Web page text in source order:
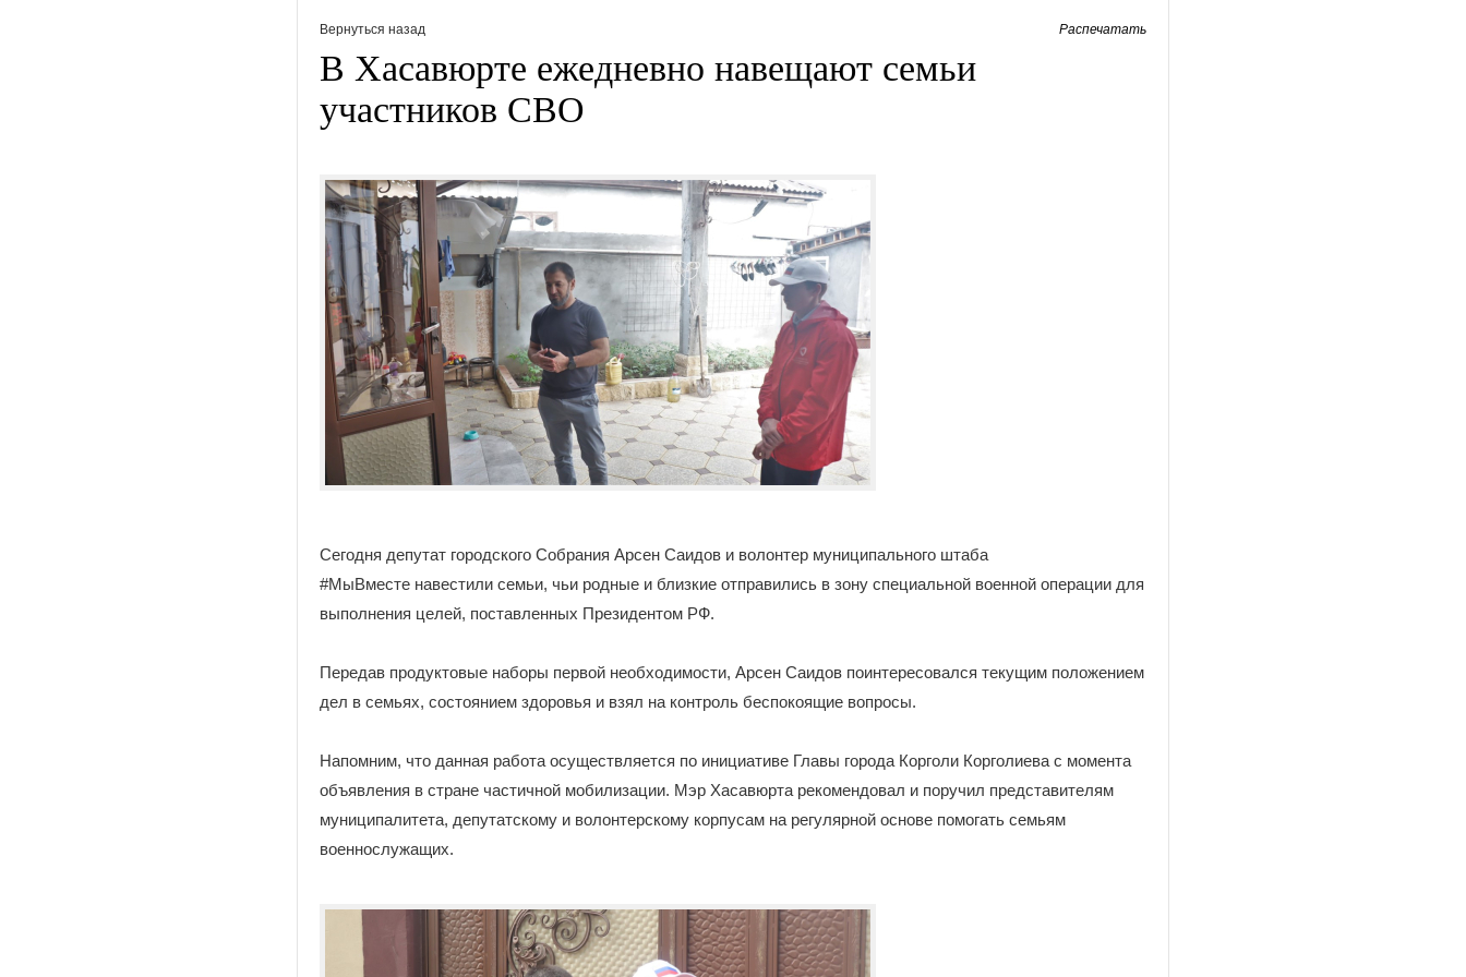
Вернуться назад Распечатать
В Хасавюрте ежедневно навещают семьи
участников СВО
Сегодня депутат городского Собрания Арсен Саидов и волонтер муниципального штаба
#МыВместе навестили семьи, чьи родные и близкие отправились в зону специальной военной операции для
выполнения целей, поставленных Президентом РФ.
Передав продуктовые наборы первой необходимости, Арсен Саидов поинтересовался текущим положением
дел в семьях, состоянием здоровья и взял на контроль беспокоящие вопросы.
Напомним, что данная работа осуществляется по инициативе Главы города Корголи Корголиева с момента
объявления в стране частичной мобилизации. Мэр Хасавюрта рекомендовал и поручил представителям
муниципалитета, депутатскому и волонтерскому корпусам на регулярной основе помогать семьям
военнослужащих.